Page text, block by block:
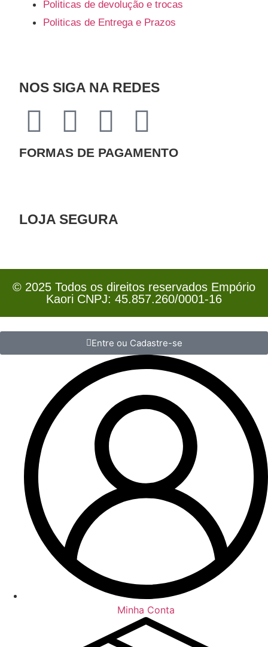
Politicas de devolução e trocas
Politicas de Entrega e Prazos
NOS SIGA NA REDES
FORMAS DE PAGAMENTO
LOJA SEGURA
© 2025 Todos os direitos reservados Empório
Kaori CNPJ: 45.857.260/0001-16
Entre ou Cadastre-se
Minha Conta